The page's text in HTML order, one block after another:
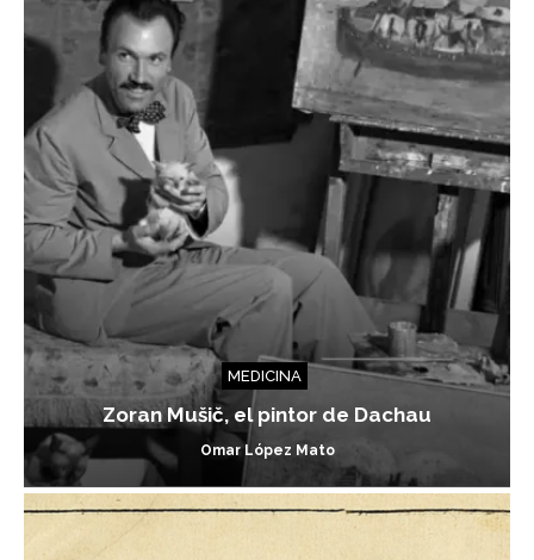
MEDICINA
Zoran Mušič, el pintor de Dachau
Omar López Mato